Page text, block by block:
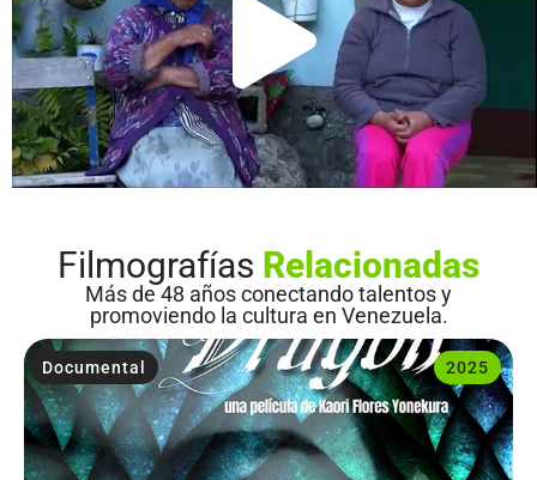
Filmografías Relacionadas
Más de 48 años conectando talentos y
promoviendo la cultura en Venezuela.
2025
Documental